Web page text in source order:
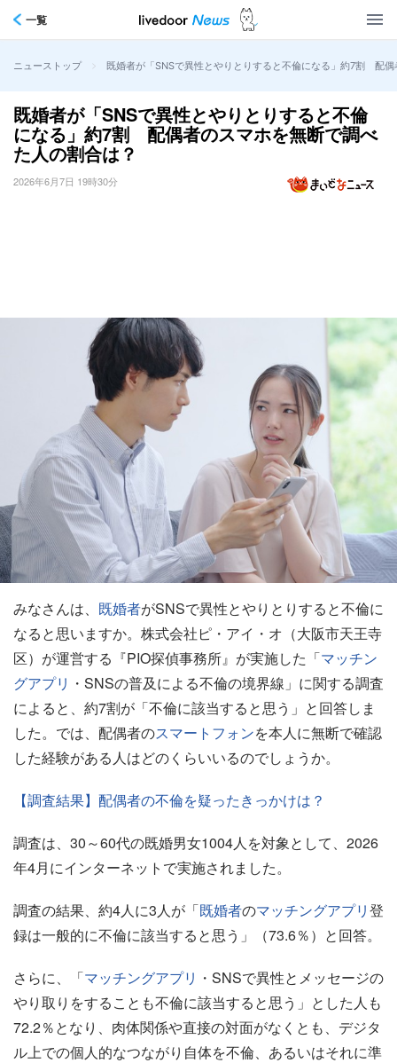
一覧
ニューストップ > 既婚者が「SNSで異性とやりとりすると不倫になる」約7割 配
既婚者が「SNSで異性とやりとりすると不倫
になる」約7割 配偶者のスマホを無断で調べ
た人の割合は？
2026年6月7日 19時30分
みなさんは、 既婚者がSNSで異性とやりとりすると不倫に
なると思いますか。株式会社ピ・アイ・オ（大阪市天王寺
区）が運営する『PIO探偵事務所』が実施した「マッチン
グアプリ ・SNSの普及による不倫の境界線」に関する調査
によると、約7割が「不倫に該当すると思う」と回答しま
した。では、配偶者のスマートフォンを本人に無断で確認
した経験がある人はどのくらいいるのでしょうか。
【調査結果】配偶者の不倫を疑ったきっかけは？
調査は、30～60代の既婚男女1004人を対象として、2026
年4月にインターネットで実施されました。
調査の結果、約4人に3人が「既婚者のマッチングアプリ登
録は一般的に不倫に該当すると思う」（73.6％）と回答。
さらに、「マッチングアプリ ・SNSで異性とメッセージの
やり取りをすることも不倫に該当すると思う」とした人も
72.2％となり、肉体関係や直接の対面がなくとも、デジタ
ル上での個人的なつながり自体を不倫、あるいはそれに準